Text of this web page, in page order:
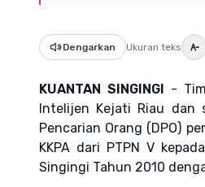
Dengarkan Ukuran teks
KUANTAN SINGINGI -
Intelijen Kejati Riau dan
Pencarian Orang (DPO)
KKPA dari PTPN V
Singingi Tahun 2010